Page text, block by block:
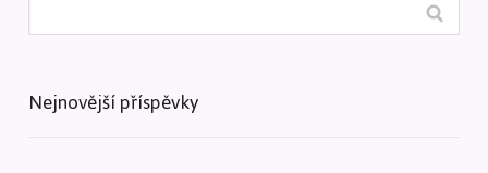
Nejnovější příspěvky